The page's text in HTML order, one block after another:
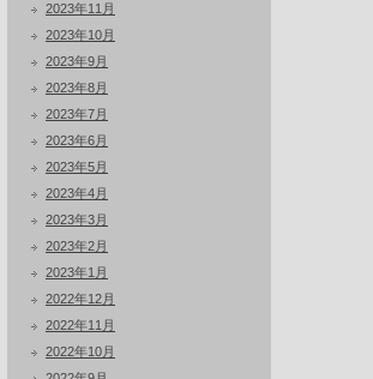
2023年11月
2023年10月
2023年9月
2023年8月
2023年7月
2023年6月
2023年5月
2023年4月
2023年3月
2023年2月
2023年1月
2022年12月
2022年11月
2022年10月